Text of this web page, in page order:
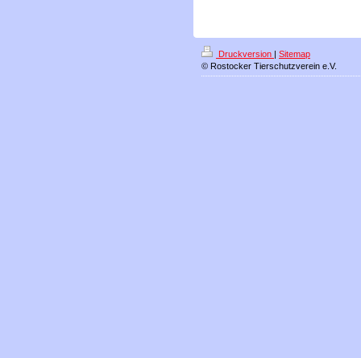
Druckversion | Sitemap
© Rostocker Tierschutzverein e.V.